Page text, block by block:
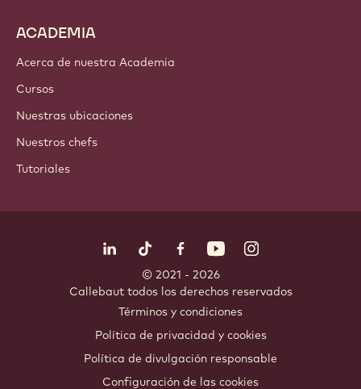
ACADEMIA
Acerca de nuestra Academia
Cursos
Nuestras ubicaciones
Nuestros chefs
Tutoriales
LinkedIn Opens in a new window.
TikTok Opens in a new window.
Facebook Opens in a new
YouTubeInstagram
© 2021 - 2026
Callebaut. todos los derechos reservados
Términos y condiciones
Política de privacidad y cookies
Política de divulgación responsable
Configuración de las cookies